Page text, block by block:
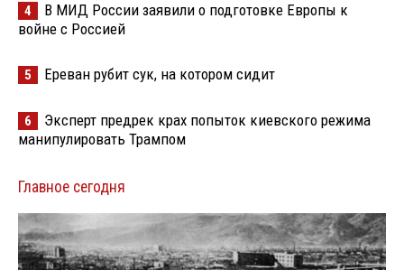
4
В МИД России заявили о подготовке Европы к
войне с Россией
5 Ереван рубит сук, на котором сидит
6
Эксперт предрек крах попыток киевского режима
манипулировать Трампом
Главное сегодня